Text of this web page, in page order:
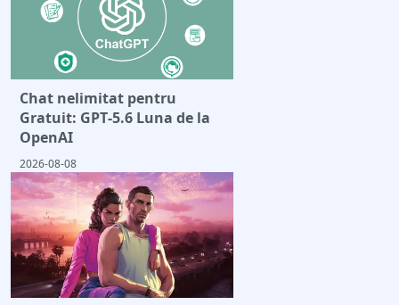
Chat nelimitat pentru
Gratuit: GPT‑5.6 Luna de la
OpenAI
2026-08-08